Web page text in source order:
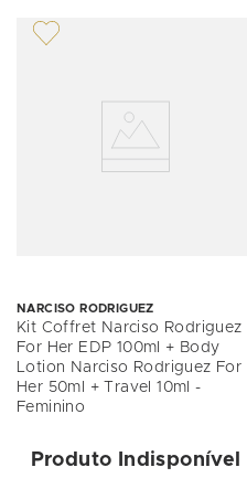
NARCISO RODRIGUEZ
Kit Coffret Narciso Rodriguez
For Her EDP 100ml + Body
Lotion Narciso Rodriguez For
Her 50ml + Travel 10ml -
Feminino
Produto Indisponível